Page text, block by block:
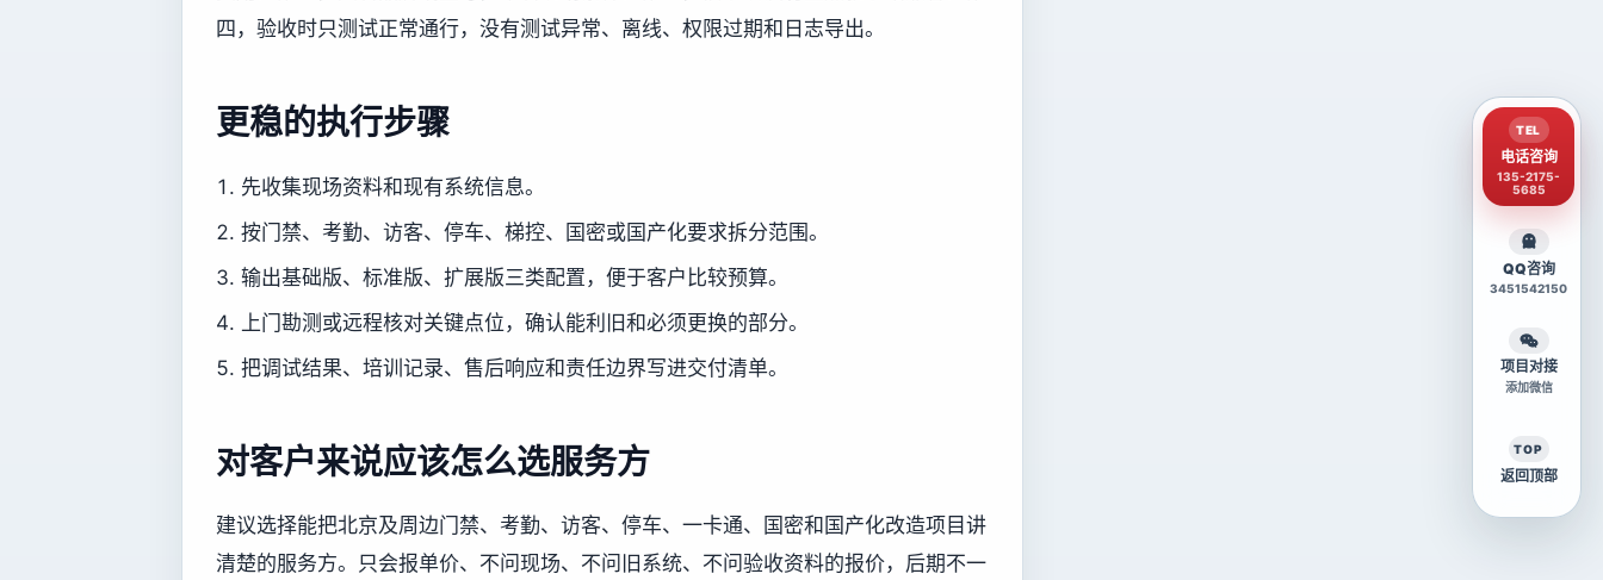
四，验收时只测试正常通行，没有测试异常、离线、权限过期和日志导出。
更稳的执行步骤
先收集现场资料和现有系统信息。
按门禁、考勤、访客、停车、梯控、国密或国产化要求拆分范围。
输出基础版、标准版、扩展版三类配置，便于客户比较预算。
上门勘测或远程核对关键点位，确认能利旧和必须更换的部分。
把调试结果、培训记录、售后响应和责任边界写进交付清单。
对客户来说应该怎么选服务方
建议选择能把北京及周边门禁、考勤、访客、停车、一卡通、国密和国产化改造项目讲
清楚的服务方。只会报单价、不问现场、不问旧系统、不问验收资料的报价，后期不一
TEL
电话咨询
135-2175-
5685
QQ咨询
3451542150
项目对接
添加微信
TOP
返回顶部